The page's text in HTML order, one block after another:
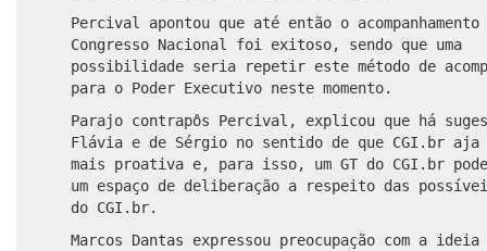
Percival apontou que até então o
Congresso Nacional foi exitoso, sendo que uma
possibilidade seria repetir este método de
para o Poder Executivo neste momento.
Parajo contrapôs Percival, explicou que há
Flávia e de Sérgio no sentido de que CGI.br aja
mais proativa e, para isso, um GT do CGI.br
um espaço de deliberação a respeito das
do CGI.br.
Marcos Dantas expressou preocupação com a ideia